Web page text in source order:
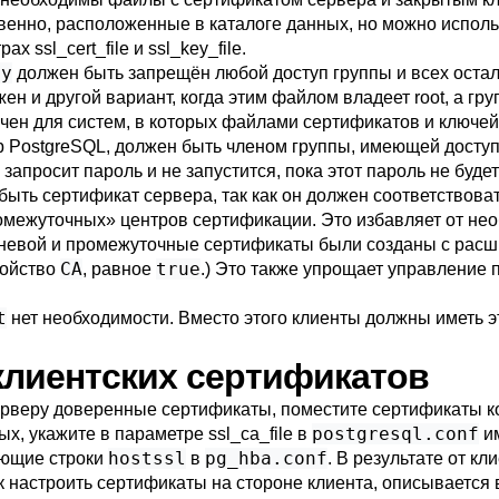
расположенные в каталоге данных, но можно
ssl_cert_file и ssl_key_file.
должен быть запрещён любой доступ группы и всех
и другой вариант, когда этим файлом владеет root, а
для систем, в которых файлами сертификатов и
PostgreSQL, должен быть членом группы, имеющей
пароль и не запустится, пока этот пароль не
сертификат сервера, так как он должен
» центров сертификации. Это избавляет от
и промежуточные сертификаты были созданы с
CA, равное true.) Это также упрощает
нет необходимости. Вместо этого клиенты должны иметь
сертификатов
доверенные сертификаты, поместите сертификаты
укажите в параметре ssl_ca_file в postgresql.conf
строки hostssl в pg_hba.conf. В результате от
настроить сертификаты на стороне клиента, описывается